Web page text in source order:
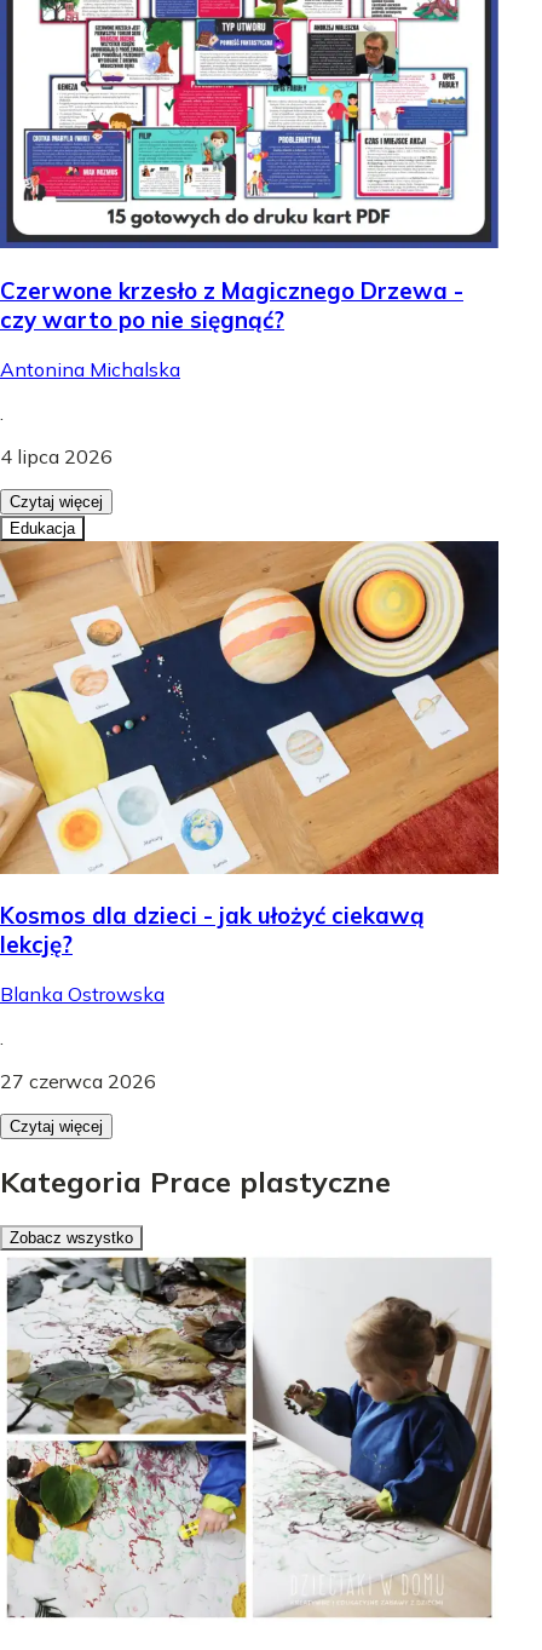
Czerwone krzesło z Magicznego Drzewa -
czy warto po nie sięgnąć?
Antonina Michalska
4 lipca 2026
Czytaj więcej
Edukacja
Kosmos dla dzieci - jak ułożyć ciekawą
lekcję?
Blanka Ostrowska
.
27 czerwca 2026
Czytaj więcej
Kategoria Prace plastyczne
Zobacz wszystko